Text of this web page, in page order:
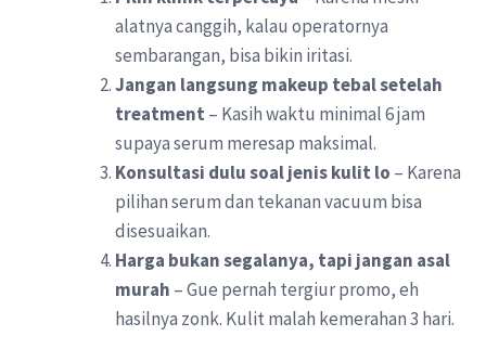
alatnya canggih, kalau operatornya
sembarangan, bisa bikin iritasi.
Jangan langsung makeup tebal setelah
treatment – Kasih waktu minimal 6 jam
supaya serum meresap maksimal.
Konsultasi dulu soal jenis kulit lo – Karena
pilihan serum dan tekanan vacuum bisa
disesuaikan.
Harga bukan segalanya, tapi jangan asal
murah – Gue pernah tergiur promo, eh
hasilnya zonk. Kulit malah kemerahan 3 hari.